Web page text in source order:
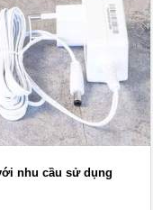
nhu cầu sử dụng